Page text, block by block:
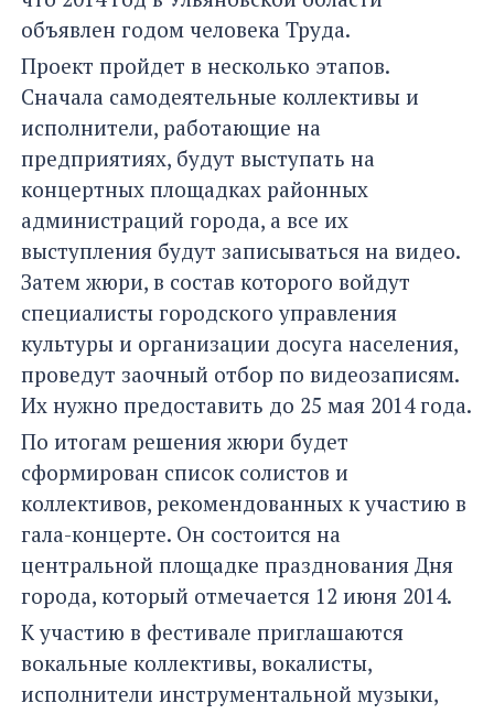
объявлен годом человека Труда.
Проект пройдет в несколько этапов.
Сначала самодеятельные коллективы и
исполнители, работающие на
предприятиях, будут выступать на
концертных площадках районных
администраций города, а все их
выступления будут записываться на видео.
Затем жюри, в состав которого войдут
специалисты городского управления
культуры и организации досуга населения,
проведут заочный отбор по видеозаписям.
Их нужно предоставить до 25 мая 2014 года.
По итогам решения жюри будет
сформирован список солистов и
коллективов, рекомендованных к участию в
гала-концерте. Он состоится на
центральной площадке празднования Дня
города, который отмечается 12 июня 2014.
К участию в фестивале приглашаются
вокальные коллективы, вокалисты,
исполнители инструментальной музыки,